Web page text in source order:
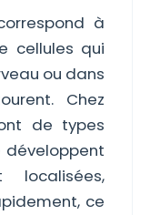
à
cellules qui
ou dans
Chez
de types
développent
ce